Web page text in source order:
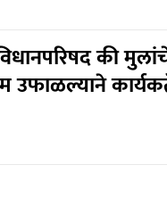
की
उफाळल्याने